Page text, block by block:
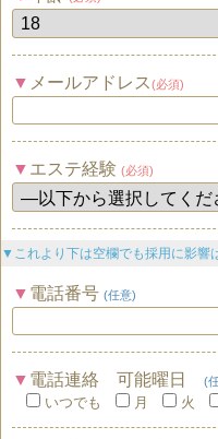
メールアドレス (必須)
エステ経験 (必須)
▼これより下は空欄でも採用に影響
電話番号 (任意)
電話連絡 可能曜日 (
いつでも 月 火